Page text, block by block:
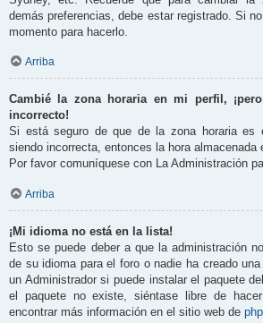
demás preferencias, debe estar registrado. Si
momento para hacerlo.
Arriba
Cambié la zona horaria en mi perfil,
incorrecto!
Si está seguro de que de la zona horaria es
siendo incorrecta, entonces la hora almacenada
Por favor comuníquese con La Administración
Arriba
¡Mi idioma no está en la lista!
Esto se puede deber a que la administración
de su idioma para el foro o nadie ha creado
un Administrador si puede instalar el paquete
el paquete no existe, siéntase libre de
encontrar más información en el sitio web de